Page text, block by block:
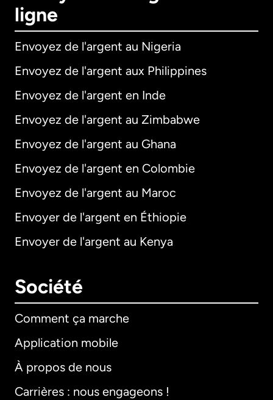
ligne
Envoyez de l'argent au Nigeria
Envoyez de l'argent aux Philippines
Envoyez de l'argent en Inde
Envoyez de l'argent au Zimbabwe
Envoyez de l'argent au Ghana
Envoyez de l'argent en Colombie
Envoyez de l'argent au Maroc
Envoyer de l'argent en Éthiopie
Envoyer de l'argent au Kenya
Société
Comment ça marche
Application mobile
À propos de nous
Carrières : nous engageons !